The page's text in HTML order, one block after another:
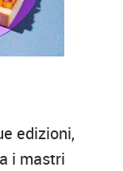
edizioni,
i mastri